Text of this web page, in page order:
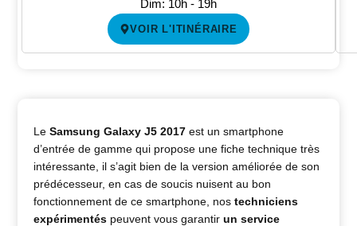
Dim: 10h - 19h
VOIR L'ITINÉRAIRE
LeSamsung Galaxy J5 2017 est un smartphone
d’entrée de gamme qui propose une fiche technique très
intéressante, il s’agit bien de la version améliorée de son
prédécesseur, en cas de soucis nuisent au bon
fonctionnement de ce smartphone, nostechniciens
expérimentés peuvent vous garantirun service